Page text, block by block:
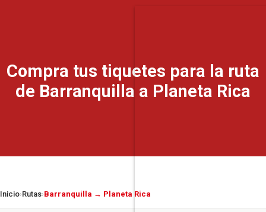
Compra tus tiquetes para la ruta
de Barranquilla a Planeta Rica
Inicio›Rutas›Barranquilla → Planeta Rica